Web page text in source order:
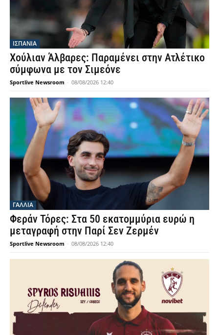
ΙΣΠΑΝΙΑ
Χούλιαν Άλβαρες: Παραμένει στην Ατλέτικο
σύμφωνα με τον Σιμεόνε
Sportlive Newsroom - 08/08/2026 12:40
ΓΑΛΛΙΑ
Φεράν Τόρες: Στα 50 εκατομμύρια ευρώ η
μεταγραφή στην Παρί Σεν Ζερμέν
Sportlive Newsroom - 08/08/2026 12:40